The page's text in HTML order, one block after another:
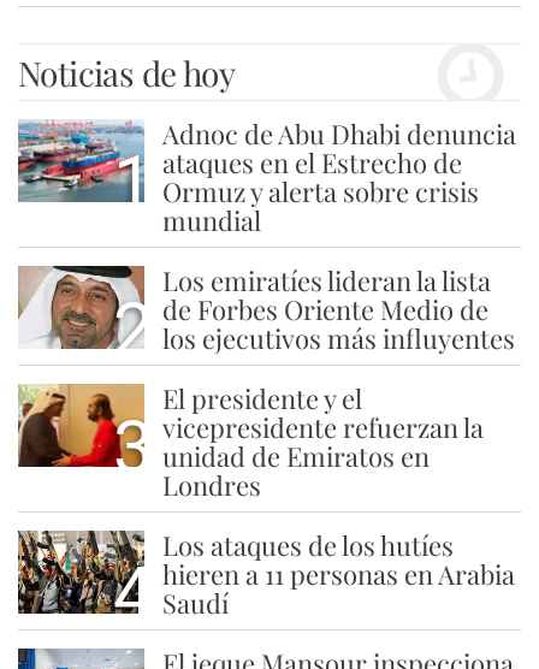
Noticias de hoy
1
Adnoc de Abu Dhabi denuncia
ataques en el Estrecho de
Ormuz y alerta sobre crisis
mundial
2
Los emiratíes lideran la lista
de Forbes Oriente Medio de
los ejecutivos más influyentes
3
El presidente y el
vicepresidente refuerzan la
unidad de Emiratos en
Londres
4
Los ataques de los hutíes
hieren a 11 personas en Arabia
Saudí